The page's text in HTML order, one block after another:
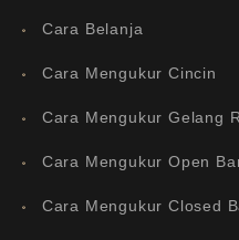
Cara Belanja
Cara Mengukur Cincin
Cara Mengukur Gelang
Cara Mengukur Open
Cara Mengukur Closed